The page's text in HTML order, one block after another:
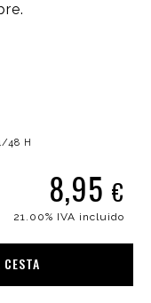
48 H
8,95 €
21.00% IVA incluido